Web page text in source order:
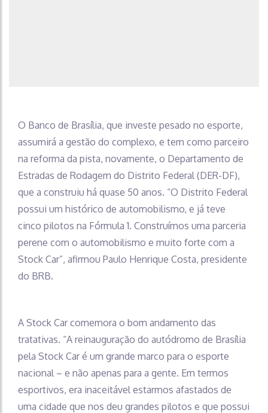
O Banco de Brasília, que investe pesado no esporte,
assumirá a gestão do complexo, e tem como parceiro
na reforma da pista, novamente, o Departamento de
Estradas de Rodagem do Distrito Federal (DER-DF),
que a construiu há quase 50 anos. “O Distrito Federal
possui um histórico de automobilismo, e já teve
cinco pilotos na Fórmula 1. Construímos uma parceria
perene com o automobilismo e muito forte com a
Stock Car”, afirmou Paulo Henrique Costa, presidente
do BRB.
A Stock Car comemora o bom andamento das
tratativas. “A reinauguração do autódromo de Brasília
pela Stock Car é um grande marco para o esporte
nacional – e não apenas para a gente. Em termos
esportivos, era inaceitável estarmos afastados de
uma cidade que nos deu grandes pilotos e que possui